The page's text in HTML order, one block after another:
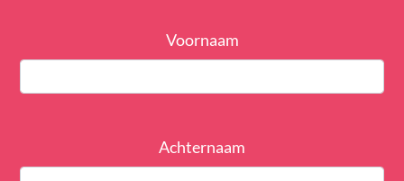
Voornaam
Achternaam